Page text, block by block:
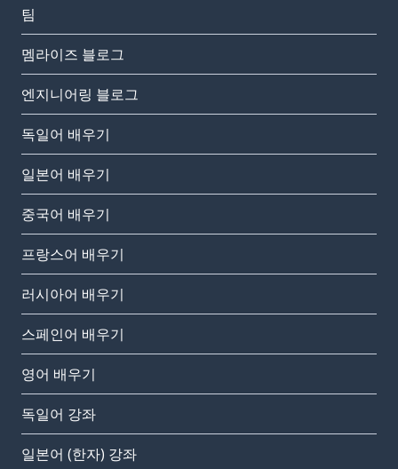
팀
멤라이즈 블로그
엔지니어링 블로그
독일어 배우기
일본어 배우기
중국어 배우기
프랑스어 배우기
러시아어 배우기
스페인어 배우기
영어 배우기
독일어 강좌
일본어 (한자) 강좌